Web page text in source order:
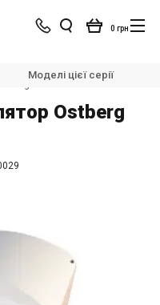
0 грн
вентиляції
Моделі цієї серії
Ostberg